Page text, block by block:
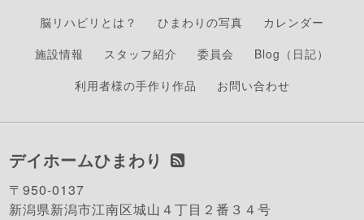
脳リハビリとは？
ひまわりの写真
カレンダー
施設情報
スタッフ紹介 委員会
Blog（日記）
利用者様の手作り作品
お問い合わせ
デイホームひまわり
〒950-0137
新潟県新潟市江南区城山４丁目２番３４号